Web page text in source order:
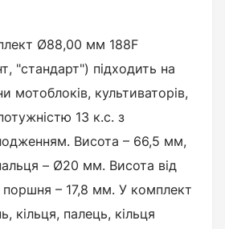
Ø88,00 мм 188F
"стандарт") підходить на
мотоблоків, культиваторів,
13 к.с. з
Висота – 66,5 мм,
– Ø20 мм. Висота від
– 17,8 мм. У комплект
кільця, палець, кільця